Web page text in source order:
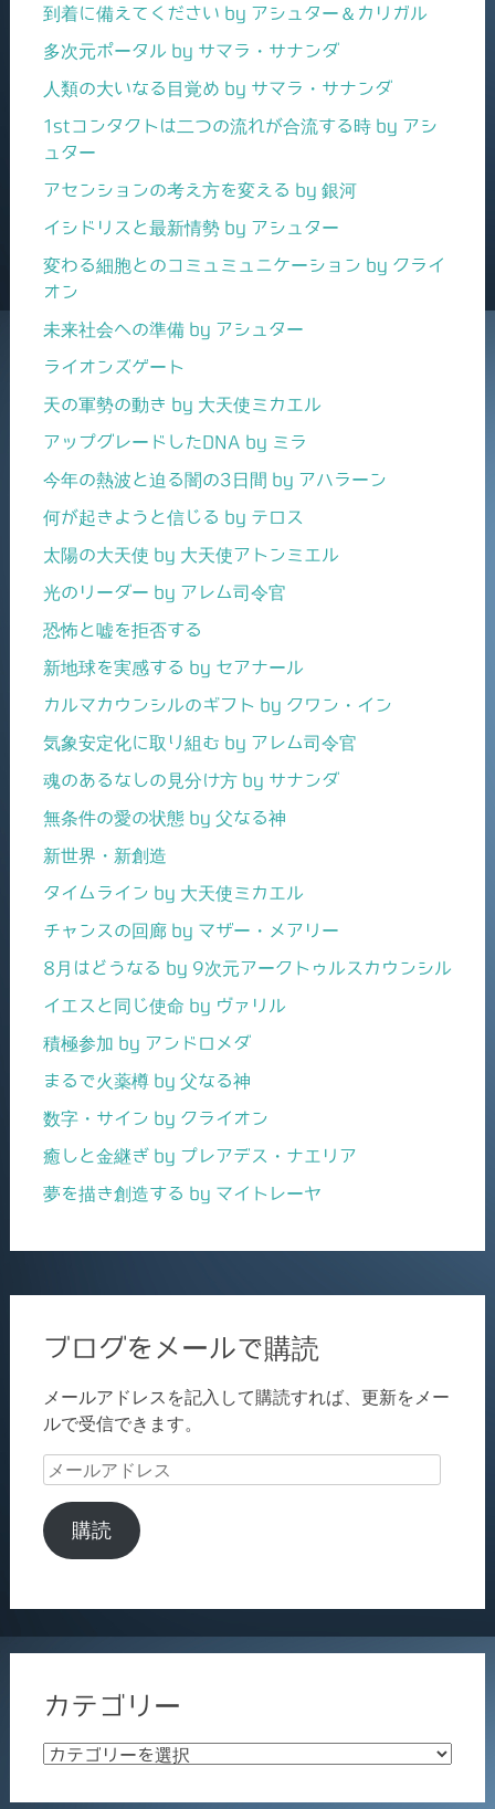
到着に備えてください by アシュター＆カリガル
多次元ポータル by サマラ・サナンダ
人類の大いなる目覚め by サマラ・サナンダ
1stコンタクトは二つの流れが合流する時 by アシ
ュター
アセンションの考え方を変える by 銀河
イシドリスと最新情勢 by アシュター
変わる細胞とのコミュミュニケーション by クライ
オン
未来社会への準備 by アシュター
ライオンズゲート
天の軍勢の動き by 大天使ミカエル
アップグレードしたDNA by ミラ
今年の熱波と迫る闇の3日間 by アハラーン
何が起きようと信じる by テロス
太陽の大天使 by 大天使アトンミエル
光のリーダー by アレム司令官
恐怖と嘘を拒否する
新地球を実感する by セアナール
カルマカウンシルのギフト by クワン・イン
気象安定化に取り組む by アレム司令官
魂のあるなしの見分け方 by サナンダ
無条件の愛の状態 by 父なる神
新世界・新創造
タイムライン by 大天使ミカエル
チャンスの回廊 by マザー・メアリー
8月はどうなる by 9次元アークトゥルスカウンシル
イエスと同じ使命 by ヴァリル
積極参加 by アンドロメダ
まるで火薬樽 by 父なる神
数字・サイン by クライオン
癒しと金継ぎ by プレアデス・ナエリア
夢を描き創造する by マイトレーヤ
ブログをメールで購読
メールアドレスを記入して購読すれば、更新をメー
ルで受信できます。
メ
ル
ア
購読
カテゴリー
カ